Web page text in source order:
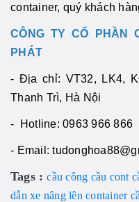
container, quý khách
CÔNG TY CỔ PHẦN
PHÁT
- Địa chỉ: VT32, LK4,
Thanh Trì, Hà Nội
- Hotline: 0963 966 866
- Email:
Tags :cầu công cầu cont
dẫn xe nâng lên container